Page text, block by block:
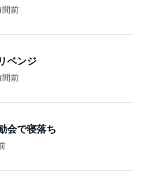
間前
ベンジ
間前
会で寝落ち